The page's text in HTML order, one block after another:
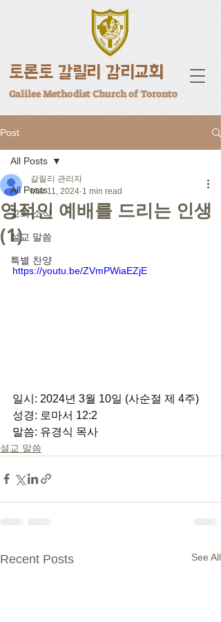
토론토 갈릴리 감리교회
Galilee Methodist Church of Toronto
Post
All Posts
교회 소식
설교 말씀
특별 찬양
All Posts
영적인 예배를 드리는 인생
(1)
갈릴리 관리자
Mar 11, 2024 1 min read
https://youtu.be/ZVmPWiaEZjE
일시: 2024년 3월 10일 (사순절 제 4주)
성경: 로마서 12:2
말씀: 유경식 목사
설교 말씀
Recent Posts See All